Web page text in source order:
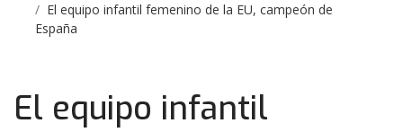
El equipo infantil femenino de la EU, campeón de
España
El equipo infantil